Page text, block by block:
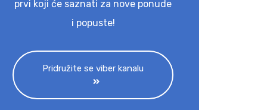
prvi koji će saznati za nove ponude
i popuste!
Pridružite se viber kanalu